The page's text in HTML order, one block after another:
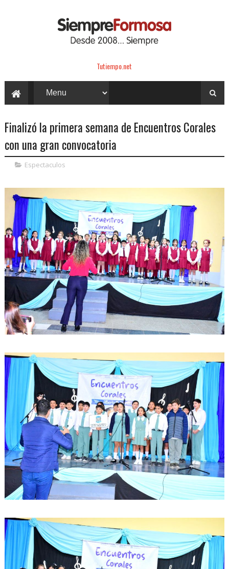
Tutiempo.net
Finalizó la primera semana de Encuentros Corales
con una gran convocatoria
Espectaculos